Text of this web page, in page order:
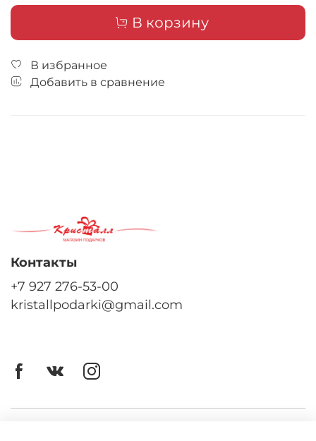
В корзину
В избранное
Добавить в сравнение
Контакты
+7 927 276-53-00
kristallpodarki@gmail.com